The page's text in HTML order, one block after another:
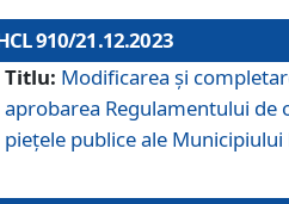
910/21.12.2023
Titlu: Modificarea și
aprobarea Regulamentului de
piețele publice ale Municipiului